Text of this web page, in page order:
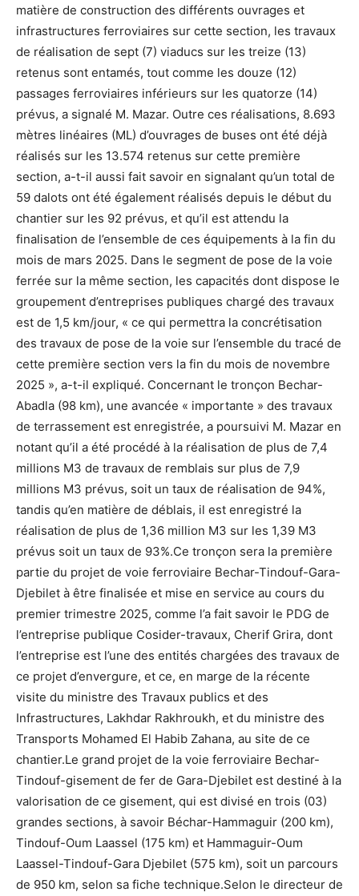
matière de construction des différents ouvrages et
infrastructures ferroviaires sur cette section, les travaux
de réalisation de sept (7) viaducs sur les treize (13)
retenus sont entamés, tout comme les douze (12)
passages ferroviaires inférieurs sur les quatorze (14)
prévus, a signalé M. Mazar. Outre ces réalisations, 8.693
mètres linéaires (ML) d’ouvrages de buses ont été déjà
réalisés sur les 13.574 retenus sur cette première
section, a-t-il aussi fait savoir en signalant qu’un total de
59 dalots ont été également réalisés depuis le début du
chantier sur les 92 prévus, et qu’il est attendu la
finalisation de l’ensemble de ces équipements à la fin du
mois de mars 2025. Dans le segment de pose de la voie
ferrée sur la même section, les capacités dont dispose le
groupement d’entreprises publiques chargé des travaux
est de 1,5 km/jour, « ce qui permettra la concrétisation
des travaux de pose de la voie sur l’ensemble du tracé de
cette première section vers la fin du mois de novembre
2025 », a-t-il expliqué. Concernant le tronçon Bechar-
Abadla (98 km), une avancée « importante » des travaux
de terrassement est enregistrée, a poursuivi M. Mazar en
notant qu’il a été procédé à la réalisation de plus de 7,4
millions M3 de travaux de remblais sur plus de 7,9
millions M3 prévus, soit un taux de réalisation de 94%,
tandis qu’en matière de déblais, il est enregistré la
réalisation de plus de 1,36 million M3 sur les 1,39 M3
prévus soit un taux de 93%.Ce tronçon sera la première
partie du projet de voie ferroviaire Bechar-Tindouf-Gara-
Djebilet à être finalisée et mise en service au cours du
premier trimestre 2025, comme l’a fait savoir le PDG de
l’entreprise publique Cosider-travaux, Cherif Grira, dont
l’entreprise est l’une des entités chargées des travaux de
ce projet d’envergure, et ce, en marge de la récente
visite du ministre des Travaux publics et des
Infrastructures, Lakhdar Rakhroukh, et du ministre des
Transports Mohamed El Habib Zahana, au site de ce
chantier.Le grand projet de la voie ferroviaire Bechar-
Tindouf-gisement de fer de Gara-Djebilet est destiné à la
valorisation de ce gisement, qui est divisé en trois (03)
grandes sections, à savoir Béchar-Hammaguir (200 km),
Tindouf-Oum Laassel (175 km) et Hammaguir-Oum
Laassel-Tindouf-Gara Djebilet (575 km), soit un parcours
de 950 km, selon sa fiche technique.Selon le directeur de